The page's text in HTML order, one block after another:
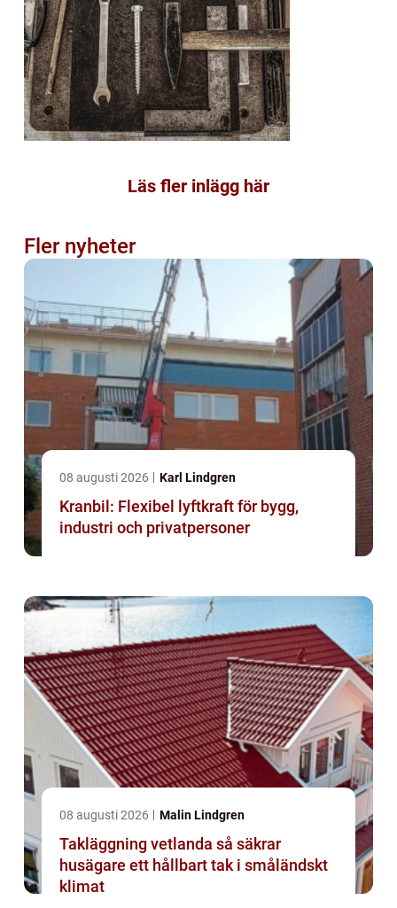
Läs fler inlägg här
Fler nyheter
08 augusti 2026 Karl Lindgren
Kranbil: Flexibel lyftkraft för bygg,
industri och privatpersoner
08 augusti 2026 Malin Lindgren
Takläggning vetlanda så säkrar
husägare ett hållbart tak i småländskt
klimat